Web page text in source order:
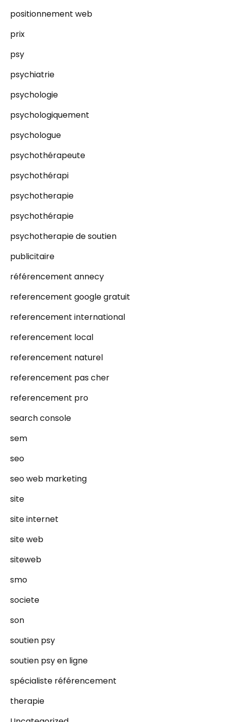
positionnement web
prix
psy
psychiatrie
psychologie
psychologiquement
psychologue
psychothérapeute
psychothérapi
psychotherapie
psychothérapie
psychotherapie de soutien
publicitaire
référencement annecy
referencement google gratuit
referencement international
referencement local
referencement naturel
referencement pas cher
referencement pro
search console
sem
seo
seo web marketing
site
site internet
site web
siteweb
smo
societe
son
soutien psy
soutien psy en ligne
spécialiste référencement
therapie